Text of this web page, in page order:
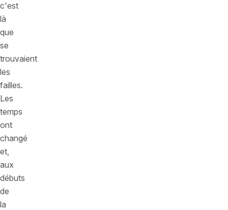
c'est
là
que
se
trouvaient
les
failles.
Les
temps
ont
changé
et,
aux
débuts
de
la